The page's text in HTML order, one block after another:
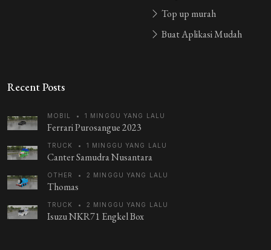
Top up murah
Buat Aplikasi Mudah
Recent Posts
MOBIL • 1 MINGGU YANG LALU
Ferrari Purosangue 2023
TRUCK • 1 MINGGU YANG LALU
Canter Samudra Nusantara
OTHER • 2 MINGGU YANG LALU
Thomas
TRUCK • 2 MINGGU YANG LALU
Isuzu NKR71 Engkel Box